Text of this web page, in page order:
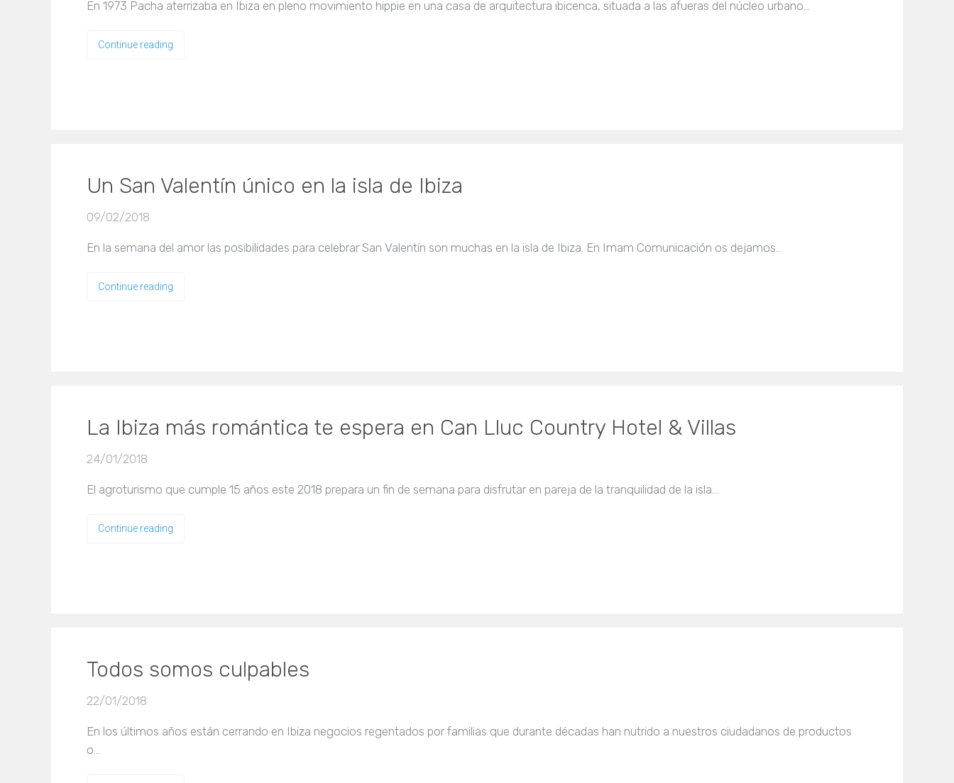
En 1973 Pacha aterrizaba en Ibiza en pleno movimiento hippie en una casa de arquitectura ibicenca, situada a las afueras del núcleo urbano…
Continue reading
Un San Valentín único en la isla de Ibiza
09/02/2018
En la semana del amor las posibilidades para celebrar San Valentín son muchas en la isla de Ibiza. En Imam Comunicación os dejamos…
Continue reading
La Ibiza más romántica te espera en Can Lluc Country Hotel & Villas
24/01/2018
El agroturismo que cumple 15 años este 2018 prepara un fin de semana para disfrutar en pareja de la tranquilidad de la isla…
Continue reading
Todos somos culpables
22/01/2018
En los últimos años están cerrando en Ibiza negocios regentados por familias que durante décadas han nutrido a nuestros ciudadanos de productos
o…